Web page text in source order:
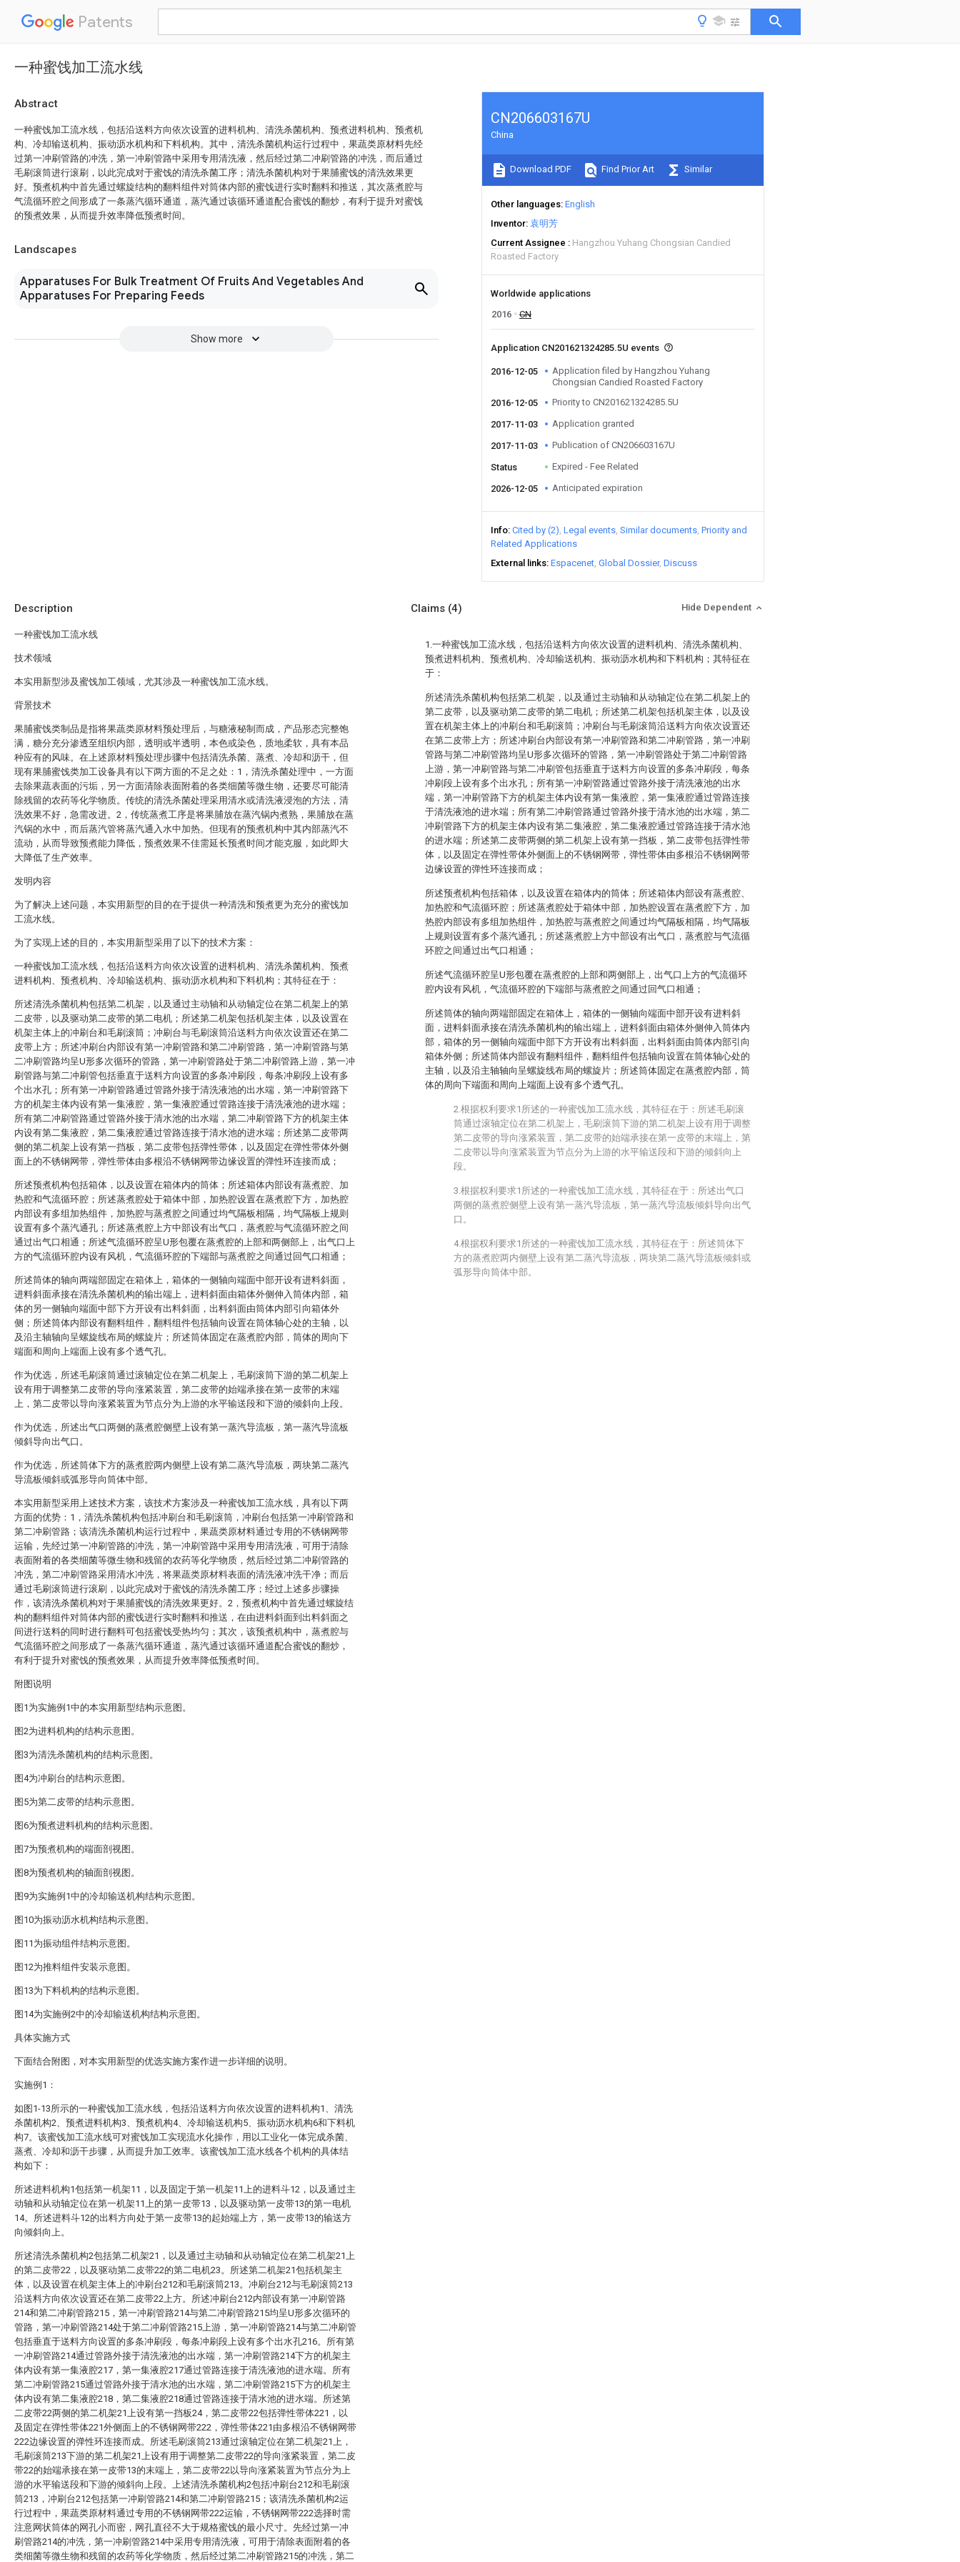
Patents
一种蜜饯加工流水线
Abstract
一种蜜饯加工流水线，包括沿送料方向依次设置的进料机构、清洗杀菌机构、预煮进料机构、预煮机
构、冷却输送机构、振动沥水机构和下料机构。其中，清洗杀菌机构运行过程中，果蔬类原材料先经
过第一冲刷管路的冲洗，第一冲刷管路中采用专用清洗液，然后经过第二冲刷管路的冲洗，而后通过
毛刷滚筒进行滚刷，以此完成对于蜜饯的清洗杀菌工序；清洗杀菌机构对于果脯蜜饯的清洗效果更
好。预煮机构中首先通过螺旋结构的翻料组件对筒体内部的蜜饯进行实时翻料和推送，其次蒸煮腔与
气流循环腔之间形成了一条蒸汽循环通道，蒸汽通过该循环通道配合蜜饯的翻炒，有利于提升对蜜饯
的预煮效果，从而提升效率降低预煮时间。
Landscapes
Apparatuses For Bulk Treatment Of Fruits And Vegetables And
Apparatuses For Preparing Feeds
Show more
CN206603167U
China
Download PDF Find Prior Art Similar
Other languages English
Inventor 袁明芳
Current Assignee
Hangzhou Yuhang Chongsian Candied
Roasted Factory
Worldwide applications
2016
CN
Application CN201621324285.5U events
2016-12-05
Application filed by Hangzhou Yuhang
Chongsian Candied Roasted Factory
2016-12-05
Priority to CN201621324285.5U
2017-11-03 Application granted
2017-11-03 Publication of CN206603167U
Status Expired - Fee Related
2026-12-05 Anticipated expiration
Info Cited by (2) Legal events Similar documents Priority and
Related Applications
External links Espacenet Global Dossier Discuss
Description
一种蜜饯加工流水线
技术领域
本实用新型涉及蜜饯加工领域，尤其涉及一种蜜饯加工流水线。
背景技术
果脯蜜饯类制品是指将果蔬类原材料预处理后，与糖液秘制而成，产品形态完整饱
满，糖分充分渗透至组织内部，透明或半透明，本色或染色，质地柔软，具有本品
种应有的风味。在上述原材料预处理步骤中包括清洗杀菌、蒸煮、冷却和沥干，但
现有果脯蜜饯类加工设备具有以下两方面的不足之处：1，清洗杀菌处理中，一方面
去除果蔬表面的污垢，另一方面清除表面附着的各类细菌等微生物，还要尽可能清
除残留的农药等化学物质。传统的清洗杀菌处理采用清水或清洗液浸泡的方法，清
洗效果不好，急需改进。2，传统蒸煮工序是将果脯放在蒸汽锅内煮熟，果脯放在蒸
汽锅的水中，而后蒸汽管将蒸汽通入水中加热。但现有的预煮机构中其内部蒸汽不
流动，从而导致预煮能力降低，预煮效果不佳需延长预煮时间才能克服，如此即大
大降低了生产效率。
发明内容
为了解决上述问题，本实用新型的目的在于提供一种清洗和预煮更为充分的蜜饯加
工流水线。
为了实现上述的目的，本实用新型采用了以下的技术方案：
一种蜜饯加工流水线，包括沿送料方向依次设置的进料机构、清洗杀菌机构、预煮
进料机构、预煮机构、冷却输送机构、振动沥水机构和下料机构；其特征在于：
所述清洗杀菌机构包括第二机架，以及通过主动轴和从动轴定位在第二机架上的第
二皮带，以及驱动第二皮带的第二电机；所述第二机架包括机架主体，以及设置在
机架主体上的冲刷台和毛刷滚筒；冲刷台与毛刷滚筒沿送料方向依次设置还在第二
皮带上方；所述冲刷台内部设有第一冲刷管路和第二冲刷管路，第一冲刷管路与第
二冲刷管路均呈U形多次循环的管路，第一冲刷管路处于第二冲刷管路上游，第一冲
刷管路与第二冲刷管包括垂直于送料方向设置的多条冲刷段，每条冲刷段上设有多
个出水孔；所有第一冲刷管路通过管路外接于清洗液池的出水端，第一冲刷管路下
方的机架主体内设有第一集液腔，第一集液腔通过管路连接于清洗液池的进水端；
所有第二冲刷管路通过管路外接于清水池的出水端，第二冲刷管路下方的机架主体
内设有第二集液腔，第二集液腔通过管路连接于清水池的进水端；所述第二皮带两
侧的第二机架上设有第一挡板，第二皮带包括弹性带体，以及固定在弹性带体外侧
面上的不锈钢网带，弹性带体由多根沿不锈钢网带边缘设置的弹性环连接而成；
所述预煮机构包括箱体，以及设置在箱体内的筒体；所述箱体内部设有蒸煮腔、加
热腔和气流循环腔；所述蒸煮腔处于箱体中部，加热腔设置在蒸煮腔下方，加热腔
内部设有多组加热组件，加热腔与蒸煮腔之间通过均气隔板相隔，均气隔板上规则
设置有多个蒸汽通孔；所述蒸煮腔上方中部设有出气口，蒸煮腔与气流循环腔之间
通过出气口相通；所述气流循环腔呈U形包覆在蒸煮腔的上部和两侧部上，出气口上
方的气流循环腔内设有风机，气流循环腔的下端部与蒸煮腔之间通过回气口相通；
所述筒体的轴向两端部固定在箱体上，箱体的一侧轴向端面中部开设有进料斜面，
进料斜面承接在清洗杀菌机构的输出端上，进料斜面由箱体外侧伸入筒体内部，箱
体的另一侧轴向端面中部下方开设有出料斜面，出料斜面由筒体内部引向箱体外
侧；所述筒体内部设有翻料组件，翻料组件包括轴向设置在筒体轴心处的主轴，以
及沿主轴轴向呈螺旋线布局的螺旋片；所述筒体固定在蒸煮腔内部，筒体的周向下
端面和周向上端面上设有多个透气孔。
作为优选，所述毛刷滚筒通过滚轴定位在第二机架上，毛刷滚筒下游的第二机架上
设有用于调整第二皮带的导向涨紧装置，第二皮带的始端承接在第一皮带的末端
上，第二皮带以导向涨紧装置为节点分为上游的水平输送段和下游的倾斜向上段。
作为优选，所述出气口两侧的蒸煮腔侧壁上设有第一蒸汽导流板，第一蒸汽导流板
倾斜导向出气口。
作为优选，所述筒体下方的蒸煮腔两内侧壁上设有第二蒸汽导流板，两块第二蒸汽
导流板倾斜或弧形导向筒体中部。
本实用新型采用上述技术方案，该技术方案涉及一种蜜饯加工流水线，具有以下两
方面的优势：1，清洗杀菌机构包括冲刷台和毛刷滚筒，冲刷台包括第一冲刷管路和
第二冲刷管路；该清洗杀菌机构运行过程中，果蔬类原材料通过专用的不锈钢网带
运输，先经过第一冲刷管路的冲洗，第一冲刷管路中采用专用清洗液，可用于清除
表面附着的各类细菌等微生物和残留的农药等化学物质，然后经过第二冲刷管路的
冲洗，第二冲刷管路采用清水冲洗，将果蔬类原材料表面的清洗液冲洗干净；而后
通过毛刷滚筒进行滚刷，以此完成对于蜜饯的清洗杀菌工序；经过上述多步骤操
作，该清洗杀菌机构对于果脯蜜饯的清洗效果更好。2，预煮机构中首先通过螺旋结
构的翻料组件对筒体内部的蜜饯进行实时翻料和推送，在由进料斜面到出料斜面之
间进行送料的同时进行翻料可包括蜜饯受热均匀；其次，该预煮机构中，蒸煮腔与
气流循环腔之间形成了一条蒸汽循环通道，蒸汽通过该循环通道配合蜜饯的翻炒，
有利于提升对蜜饯的预煮效果，从而提升效率降低预煮时间。
附图说明
图1为实施例1中的本实用新型结构示意图。
图2为进料机构的结构示意图。
图3为清洗杀菌机构的结构示意图。
图4为冲刷台的结构示意图。
图5为第二皮带的结构示意图。
图6为预煮进料机构的结构示意图。
图7为预煮机构的端面剖视图。
图8为预煮机构的轴面剖视图。
图9为实施例1中的冷却输送机构结构示意图。
图10为振动沥水机构结构示意图。
图11为振动组件结构示意图。
图12为推料组件安装示意图。
图13为下料机构的结构示意图。
图14为实施例2中的冷却输送机构结构示意图。
具体实施方式
下面结合附图，对本实用新型的优选实施方案作进一步详细的说明。
实施例1：
如图1-13所示的一种蜜饯加工流水线，包括沿送料方向依次设置的进料机构1、清洗
杀菌机构2、预煮进料机构3、预煮机构4、冷却输送机构5、振动沥水机构6和下料机
构7。该蜜饯加工流水线可对蜜饯加工实现流水化操作，用以工业化一体完成杀菌、
蒸煮、冷却和沥干步骤，从而提升加工效率。该蜜饯加工流水线各个机构的具体结
构如下：
所述进料机构1包括第一机架11，以及固定于第一机架11上的进料斗12，以及通过主
动轴和从动轴定位在第一机架11上的第一皮带13，以及驱动第一皮带13的第一电机
14。所述进料斗12的出料方向处于第一皮带13的起始端上方，第一皮带13的输送方
向倾斜向上。
所述清洗杀菌机构2包括第二机架21，以及通过主动轴和从动轴定位在第二机架21上
的第二皮带22，以及驱动第二皮带22的第二电机23。所述第二机架21包括机架主
体，以及设置在机架主体上的冲刷台212和毛刷滚筒213。冲刷台212与毛刷滚筒213
沿送料方向依次设置还在第二皮带22上方。所述冲刷台212内部设有第一冲刷管路
214和第二冲刷管路215，第一冲刷管路214与第二冲刷管路215均呈U形多次循环的
管路，第一冲刷管路214处于第二冲刷管路215上游，第一冲刷管路214与第二冲刷管
包括垂直于送料方向设置的多条冲刷段，每条冲刷段上设有多个出水孔216。所有第
一冲刷管路214通过管路外接于清洗液池的出水端，第一冲刷管路214下方的机架主
体内设有第一集液腔217，第一集液腔217通过管路连接于清洗液池的进水端。所有
第二冲刷管路215通过管路外接于清水池的出水端，第二冲刷管路215下方的机架主
体内设有第二集液腔218，第二集液腔218通过管路连接于清水池的进水端。所述第
二皮带22两侧的第二机架21上设有第一挡板24，第二皮带22包括弹性带体221，以
及固定在弹性带体221外侧面上的不锈钢网带222，弹性带体221由多根沿不锈钢网带
222边缘设置的弹性环连接而成。所述毛刷滚筒213通过滚轴定位在第二机架21上，
毛刷滚筒213下游的第二机架21上设有用于调整第二皮带22的导向涨紧装置，第二皮
带22的始端承接在第一皮带13的末端上，第二皮带22以导向涨紧装置为节点分为上
游的水平输送段和下游的倾斜向上段。上述清洗杀菌机构2包括冲刷台212和毛刷滚
筒213，冲刷台212包括第一冲刷管路214和第二冲刷管路215；该清洗杀菌机构2运
行过程中，果蔬类原材料通过专用的不锈钢网带222运输，不锈钢网带222选择时需
注意网状筒体的网孔小而密，网孔直径不大于规格蜜饯的最小尺寸。先经过第一冲
刷管路214的冲洗，第一冲刷管路214中采用专用清洗液，可用于清除表面附着的各
类细菌等微生物和残留的农药等化学物质，然后经过第二冲刷管路215的冲洗，第二
Claims (4) Hide Dependent
1.一种蜜饯加工流水线，包括沿送料方向依次设置的进料机构、清洗杀菌机构、
预煮进料机构、预煮机构、冷却输送机构、振动沥水机构和下料机构；其特征在
于：
所述清洗杀菌机构包括第二机架，以及通过主动轴和从动轴定位在第二机架上的
第二皮带，以及驱动第二皮带的第二电机；所述第二机架包括机架主体，以及设
置在机架主体上的冲刷台和毛刷滚筒；冲刷台与毛刷滚筒沿送料方向依次设置还
在第二皮带上方；所述冲刷台内部设有第一冲刷管路和第二冲刷管路，第一冲刷
管路与第二冲刷管路均呈U形多次循环的管路，第一冲刷管路处于第二冲刷管路
上游，第一冲刷管路与第二冲刷管包括垂直于送料方向设置的多条冲刷段，每条
冲刷段上设有多个出水孔；所有第一冲刷管路通过管路外接于清洗液池的出水
端，第一冲刷管路下方的机架主体内设有第一集液腔，第一集液腔通过管路连接
于清洗液池的进水端；所有第二冲刷管路通过管路外接于清水池的出水端，第二
冲刷管路下方的机架主体内设有第二集液腔，第二集液腔通过管路连接于清水池
的进水端；所述第二皮带两侧的第二机架上设有第一挡板，第二皮带包括弹性带
体，以及固定在弹性带体外侧面上的不锈钢网带，弹性带体由多根沿不锈钢网带
边缘设置的弹性环连接而成；
所述预煮机构包括箱体，以及设置在箱体内的筒体；所述箱体内部设有蒸煮腔、
加热腔和气流循环腔；所述蒸煮腔处于箱体中部，加热腔设置在蒸煮腔下方，加
热腔内部设有多组加热组件，加热腔与蒸煮腔之间通过均气隔板相隔，均气隔板
上规则设置有多个蒸汽通孔；所述蒸煮腔上方中部设有出气口，蒸煮腔与气流循
环腔之间通过出气口相通；
所述气流循环腔呈U形包覆在蒸煮腔的上部和两侧部上，出气口上方的气流循环
腔内设有风机，气流循环腔的下端部与蒸煮腔之间通过回气口相通；
所述筒体的轴向两端部固定在箱体上，箱体的一侧轴向端面中部开设有进料斜
面，进料斜面承接在清洗杀菌机构的输出端上，进料斜面由箱体外侧伸入筒体内
部，箱体的另一侧轴向端面中部下方开设有出料斜面，出料斜面由筒体内部引向
箱体外侧；所述筒体内部设有翻料组件，翻料组件包括轴向设置在筒体轴心处的
主轴，以及沿主轴轴向呈螺旋线布局的螺旋片；所述筒体固定在蒸煮腔内部，筒
体的周向下端面和周向上端面上设有多个透气孔。
2.根据权利要求1所述的一种蜜饯加工流水线，其特征在于：所述毛刷滚
筒通过滚轴定位在第二机架上，毛刷滚筒下游的第二机架上设有用于调整
第二皮带的导向涨紧装置，第二皮带的始端承接在第一皮带的末端上，第
二皮带以导向涨紧装置为节点分为上游的水平输送段和下游的倾斜向上
段。
3.根据权利要求1所述的一种蜜饯加工流水线，其特征在于：所述出气口
两侧的蒸煮腔侧壁上设有第一蒸汽导流板，第一蒸汽导流板倾斜导向出气
口。
4.根据权利要求1所述的一种蜜饯加工流水线，其特征在于：所述筒体下
方的蒸煮腔两内侧壁上设有第二蒸汽导流板，两块第二蒸汽导流板倾斜或
弧形导向筒体中部。